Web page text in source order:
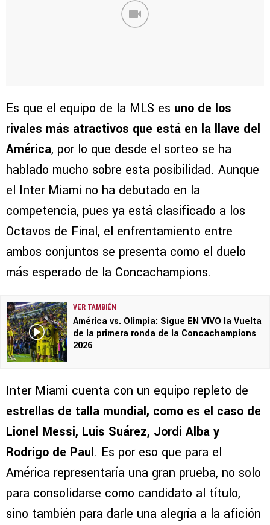
Es que el equipo de la MLS es uno de los
rivales más atractivos que está en la llave del
América, por lo que desde el sorteo se ha
hablado mucho sobre esta posibilidad. Aunque
el Inter Miami no ha debutado en la
competencia, pues ya está clasificado a los
Octavos de Final, el enfrentamiento entre
ambos conjuntos se presenta como el duelo
más esperado de la Concachampions.
VER TAMBIÉN
América vs. Olimpia: Sigue EN VIVO la Vuelta
de la primera ronda de la Concachampions
2026
Inter Miami cuenta con un equipo repleto de
estrellas de talla mundial, como es el caso de
Lionel Messi, Luis Suárez, Jordi Alba y
Rodrigo de Paul. Es por eso que para el
América representaría una gran prueba, no solo
para consolidarse como candidato al título,
sino también para darle una alegría a la afición